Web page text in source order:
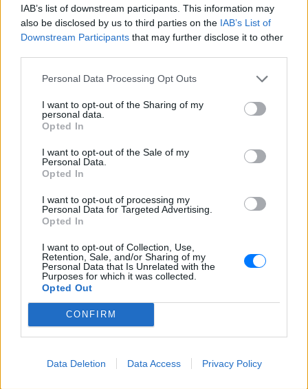
IAB’s list of downstream participants. This information may
also be disclosed by us to third parties on the IAB’s List of
Downstream Participants that may further disclose it to other
Personal Data Processing Opt Outs
I want to opt-out of the Sharing of my
personal data.
Opted In
I want to opt-out of the Sale of my
Personal Data.
Opted In
I want to opt-out of processing my
Personal Data for Targeted Advertising.
Opted In
I want to opt-out of Collection, Use,
Retention, Sale, and/or Sharing of my
Personal Data that Is Unrelated with the
Purposes for which it was collected.
Opted Out
CONFIRM
Data Deletion Data Access Privacy Policy
Ο Γάμος στο Αφρίν
του Θωμά Σιδέρη.
Ντοκιμαντέρ 2023, Ελλάδα 100’
Ο σκηνοθέτης πραγματοποίησε τις πρώτες
κινηματογραφικές λήψεις στο κουρδικό Αφρίν το
καλοκαίρι του 2012. Επέστρεψε στην πόλη δέκα
δέκα χρόνια που είχαν μεσολαβήσει είχαν γίνει